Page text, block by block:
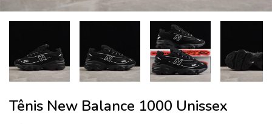
Tênis New Balance 1000 Unissex